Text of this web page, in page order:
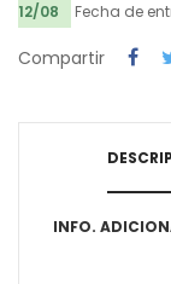
12/08
Fecha de
Compartir
INFO.